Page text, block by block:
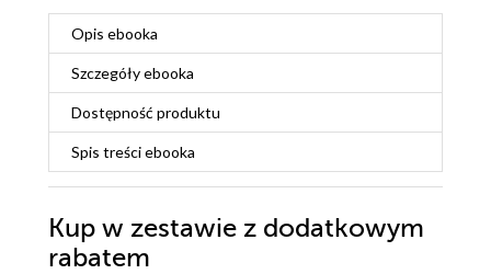
Opis ebooka
Szczegółyebooka
Dostępność produktu
Spis treściebooka
Kup w zestawie z dodatkowym
rabatem